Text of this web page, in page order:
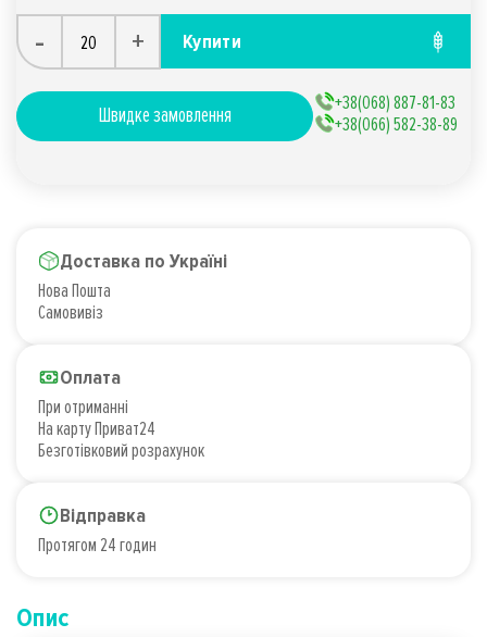
- + Купити
Швидке замовлення
+38(068) 887-81-83
+38(066) 582-38-89
Доставка по Україні
Нова Пошта
Самовивіз
Оплата
При отриманні
На карту Приват24
Безготівковий розрахунок
Відправка
Протягом 24 годин
Опис